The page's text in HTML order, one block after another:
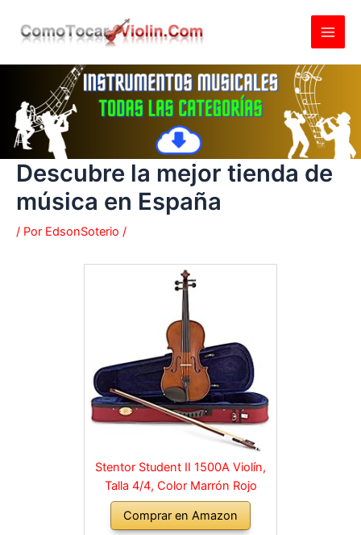
Descubre la mejor tienda de
música en España
/ Por EdsonSoterio /
Stentor Student II 1500A Violín,
Talla 4/4, Color Marrón Rojo
Comprar en Amazon